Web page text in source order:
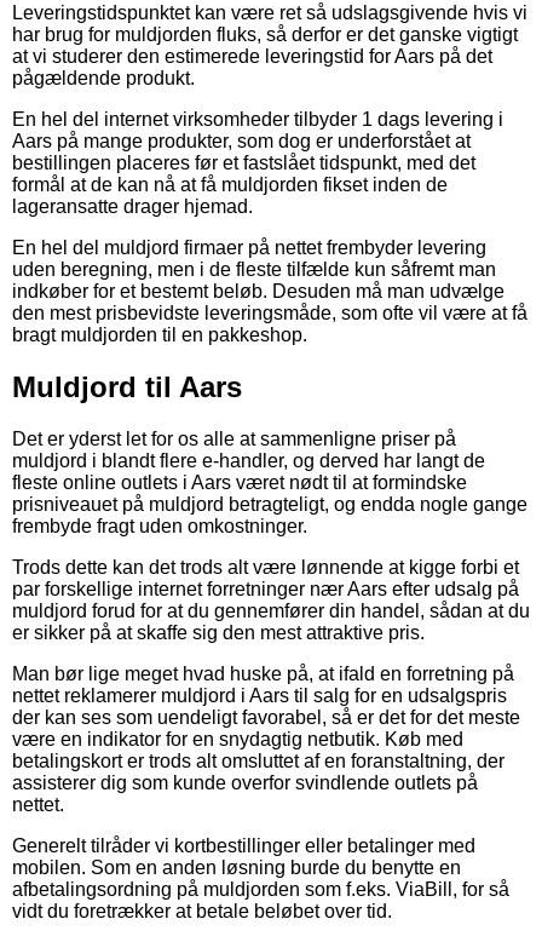
Leveringstidspunktet kan være ret så udslagsgivende hvis vi
har brug for muldjorden fluks, så derfor er det ganske vigtigt
at vi studerer den estimerede leveringstid for Aars på det
pågældende produkt.
En hel del internet virksomheder tilbyder 1 dags levering i
Aars på mange produkter, som dog er underforstået at
bestillingen placeres før et fastslået tidspunkt, med det
formål at de kan nå at få muldjorden fikset inden de
lageransatte drager hjemad.
En hel del muldjord firmaer på nettet frembyder levering
uden beregning, men i de fleste tilfælde kun såfremt man
indkøber for et bestemt beløb. Desuden må man udvælge
den mest prisbevidste leveringsmåde, som ofte vil være at få
bragt muldjorden til en pakkeshop.
Muldjord til Aars
Det er yderst let for os alle at sammenligne priser på
muldjord i blandt flere e-handler, og derved har langt de
fleste online outlets i Aars været nødt til at formindske
prisniveauet på muldjord betragteligt, og endda nogle gange
frembyde fragt uden omkostninger.
Trods dette kan det trods alt være lønnende at kigge forbi et
par forskellige internet forretninger nær Aars efter udsalg på
muldjord forud for at du gennemfører din handel, sådan at du
er sikker på at skaffe sig den mest attraktive pris.
Man bør lige meget hvad huske på, at ifald en forretning på
nettet reklamerer muldjord i Aars til salg for en udsalgspris
der kan ses som uendeligt favorabel, så er det for det meste
være en indikator for en snydagtig netbutik. Køb med
betalingskort er trods alt omsluttet af en foranstaltning, der
assisterer dig som kunde overfor svindlende outlets på
nettet.
Generelt tilråder vi kortbestillinger eller betalinger med
mobilen. Som en anden løsning burde du benytte en
afbetalingsordning på muldjorden som f.eks. ViaBill, for så
vidt du foretrækker at betale beløbet over tid.